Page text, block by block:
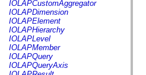
fl.livepreview
fl.managers
fl.motion
fl.motion.easing
fl.rsl
fl.text
fl.transitions
fl.transitions.easing
IOLAPCustomAggregator
IOLAPDimension
IOLAPElement
IOLAPHierarchy
IOLAPLevel
IOLAPMember
IOLAPQuery
IOLAPQueryAxis